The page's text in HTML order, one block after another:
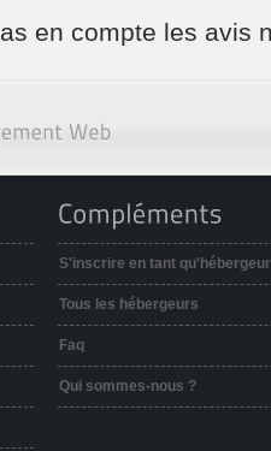
en compte les avis
S'inscrire en tant qu'hébergeur
Tous les hébergeurs
Faq
Qui sommes-nous ?